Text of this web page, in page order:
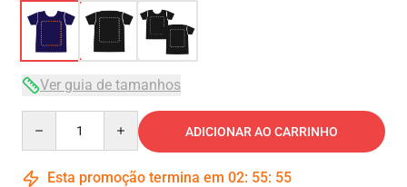
Ver guia de tamanhos
ADICIONAR AO CARRINHO
Esta promoção termina em 02: 55: 54